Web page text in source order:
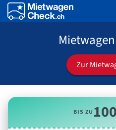
Zur
BIS ZU